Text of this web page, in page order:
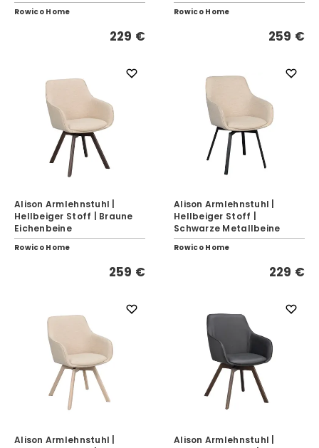
Rowico Home
229 €
Rowico Home
259 €
Alison Armlehnstuhl |
Hellbeiger Stoff | Braune
Eichenbeine
Rowico Home
259 €
Alison Armlehnstuhl |
Hellbeiger Stoff |
Schwarze Metallbeine
Rowico Home
229 €
Alison Armlehnstuhl |
Alison Armlehnstuhl |